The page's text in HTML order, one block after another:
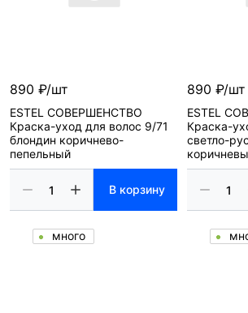
890 ₽/шт
ESTEL СОВЕРШЕНСТВО
Краска-уход для волос 9/71
блондин коричнево-
пепельный
В корзину
много
890 ₽/шт
ESTEL
Краска-
светло-